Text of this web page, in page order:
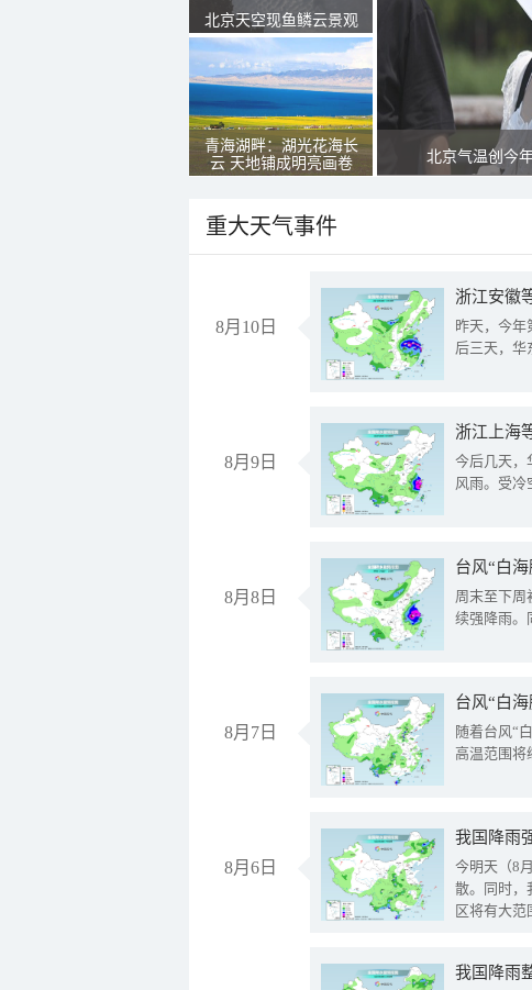
北京天空现鱼鳞云景观
青海湖畔：湖光花海长
云 天地铺成明亮画卷
北京气温创今
重大天气事件
8月10日
浙江安徽
昨天，今年
后三天，华
8月9日
浙江上海
今后几天，
风雨。受冷
8月8日
台风“白
周末至下周
续强降雨。
8月7日
台风“白
随着台风“
高温范围将
8月6日
今明天（8
散。同时，
区将有大范
我国降雨